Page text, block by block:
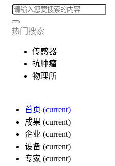
热门搜索
传感器
抗肿瘤
物理所
首页 (current)
成果 (current)
企业 (current)
设备 (current)
专家 (current)